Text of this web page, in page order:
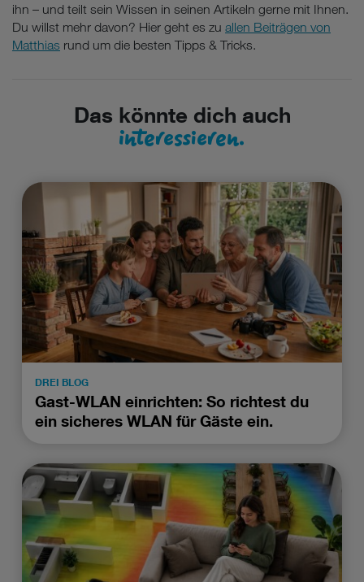
ihn – und teilt sein Wissen in seinen Artikeln gerne mit Ihnen.
Du willst mehr davon? Hier geht es zu allen Beiträgen von
Matthias rund um die besten Tipps & Tricks.
Das könnte dich auch
interessieren.
DREI BLOG
Gast-WLAN einrichten: So richtest du
ein sicheres WLAN für Gäste ein.